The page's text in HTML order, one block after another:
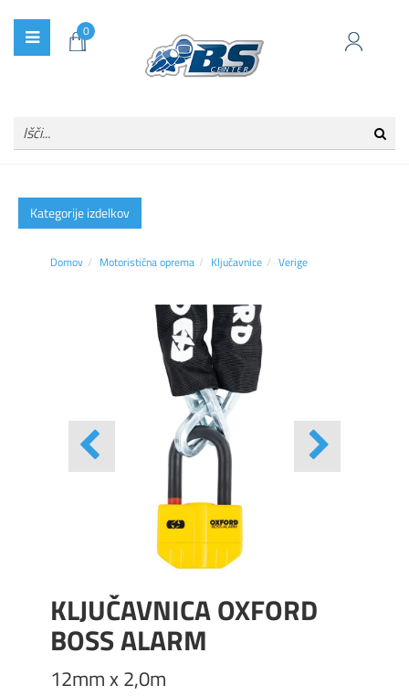
0
Kategorije izdelkov
Domov Motoristična oprema Ključavnice Verige
KLJUČAVNICA OXFORD
BOSS ALARM
12mm x 2,0m